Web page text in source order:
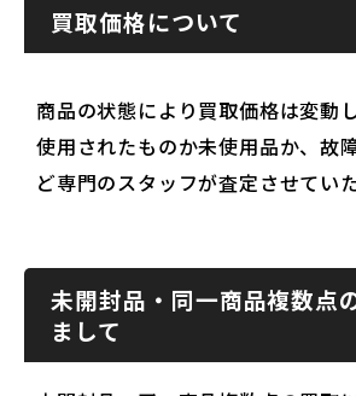
買取価格について
商品の状態により買取価格は変動し
使用されたものか未使用品か、故
ど専門のスタッフが査定させてい
未開封品・同一商品複数点
まして